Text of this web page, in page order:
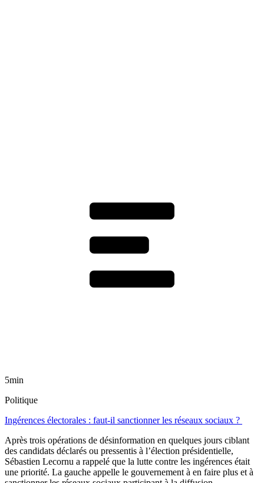
5min
Politique
Ingérences électorales : faut-il sanctionner les réseaux sociaux ?
Après trois opérations de désinformation en quelques jours ciblant
des candidats déclarés ou pressentis à l’élection présidentielle,
Sébastien Lecornu a rappelé que la lutte contre les ingérences était
une priorité. La gauche appelle le gouvernement à en faire plus et à